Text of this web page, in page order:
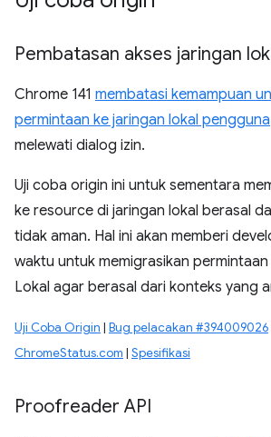
Pembatasan akses jaringan
Chrome 141 membatasi kemampuan
permintaan ke jaringan lokal pengguna
melewati dialog izin.
Uji coba origin ini untuk sementara
ke resource di jaringan lokal berasal
tidak aman. Hal ini akan memberi
waktu untuk memigrasikan
Lokal agar berasal dari konteks yang
Uji Coba Origin | Bug pelacakan #394009026
ChromeStatus.com | Spesifikasi
Proofreader API